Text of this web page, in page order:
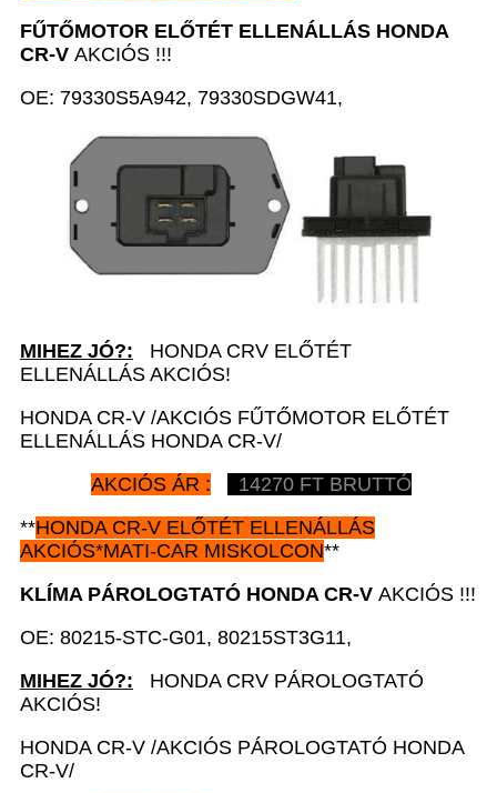
FŰTŐMOTOR ELŐTÉT ELLENÁLLÁS HONDA
CR-V AKCIÓS !!!
OE: 79330S5A942, 79330SDGW41,
MIHEZ JÓ?: HONDA CRV ELŐTÉT
ELLENÁLLÁS AKCIÓS!
HONDA CR-V /AKCIÓS FŰTŐMOTOR ELŐTÉT
ELLENÁLLÁS HONDA CR-V/
AKCIÓS ÁR :
14270 FT BRUTTÓ
**HONDA CR-V ELŐTÉT ELLENÁLLÁS
AKCIÓS*MATI-CAR MISKOLCON**
KLÍMA PÁROLOGTATÓ HONDA CR-V AKCIÓS !!!
OE: 80215-STC-G01, 80215ST3G11,
MIHEZ JÓ?: HONDA CRV PÁROLOGTATÓ
AKCIÓS!
HONDA CR-V /AKCIÓS PÁROLOGTATÓ HONDA
CR-V/